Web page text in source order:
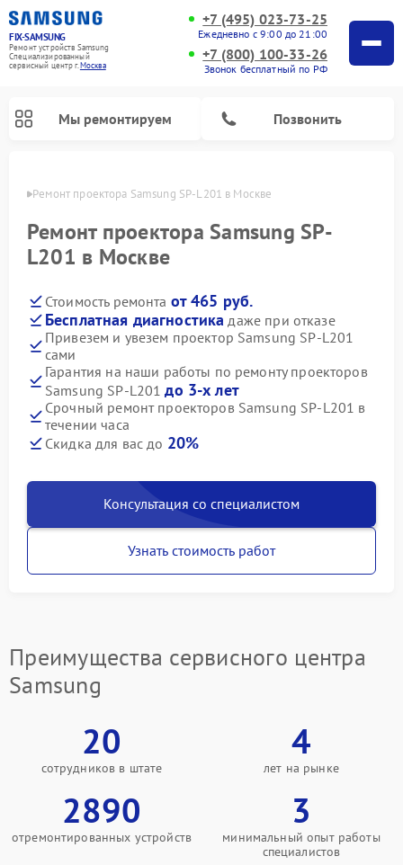
FIX-SAMSUNG
Ремонт устройств Samsung
Специализированный
cервисный центр г.Москва
+7 (495) 023-73-25
Ежедневно с 9:00 до 21:00
+7 (800) 100-33-26
Звонок бесплатный по РФ
Мы ремонтируем Позвонить
Ремонт проектора Samsung SP-L201 в Москве
Ремонт проектора Samsung SP-
L201 в Москве
Стоимость ремонта от 465 руб.
Бесплатная диагностика даже при отказе
Привезем и увезем проектор Samsung SP-L201
сами
Гарантия на наши работы по ремонту проекторов
Samsung SP-L201до 3-х лет
Срочный ремонт проекторов Samsung SP-L201 в
течении часа
Скидка для вас до 20%
Консультация со специалистом
Узнать стоимость работ
Преимущества сервисного центра
Samsung
20
сотрудников в штате
4
лет на рынке
2890
отремонтированных устройств
3
минимальный опыт работы
специалистов